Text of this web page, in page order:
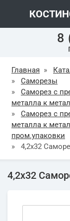
8
Главная »
»
Саморезы
»
Саморез с
металла к
»
Саморез с
металла к
пром.упаковки
»
4,2х32
4,2х32